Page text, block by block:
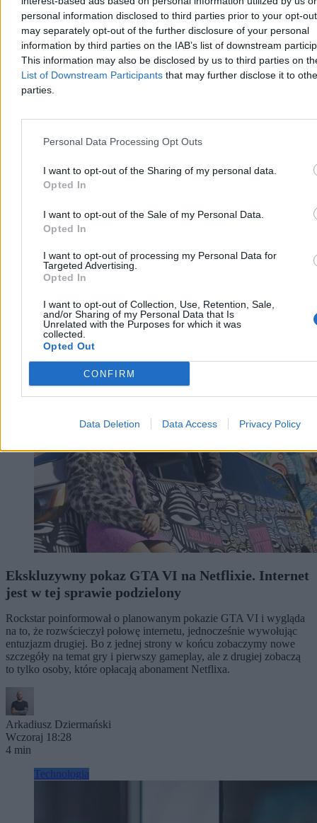
personal information disclosed to third parties prior to your opt-
may separately opt-out of the further disclosure of your personal
information by third parties on the IAB’s list of downstream
This information may also be disclosed by us to third parties on
List of Downstream Participants that may further disclose it to
parties.
Personal Data Processing Opt Outs
I want to opt-out of the Sharing of my personal data.
Opted In
I want to opt-out of the Sale of my Personal Data.
Opted In
I want to opt-out of processing my Personal Data for
Targeted Advertising.
Opted In
I want to opt-out of Collection, Use, Retention, Sale,
and/or Sharing of my Personal Data that Is
Unrelated with the Purposes for which it was
collected.
Opted Out
CONFIRM
Data Deletion Data Access Privacy Policy
cenie, który nie będzie pracować pod kontrolą systemu Wear OS. W
tej półce cenowej to bardzo dobre posunięcie, ale czy może to być
początek trwałego rozwodu? Samsung mógłby takim ruchem
zaatakować Huaweia. Firma szykuje też zupełnie nowe modele
słuchawek.
Reklama
Technologia
Ekskluzywny pokaz GTA VI na Netflixie. Internet
jest w tej sprawie podzielony
Rockstar poinformował o planowanym pokazie GTA VI i wygląda
na to, że rozwścieczył połowę internetu, jednocześnie wywołując
entuzjazm drugiej. Bo z jednej strony w końcu zobaczymy nowe
szczegóły na temat gry i pierwszy gameplay, ale z drugiej zobaczą
to tylko osoby, które opłacają abonament Netflixa.
Arkadiusz Dziermański
Wczoraj 18:28
4 min
Technologia